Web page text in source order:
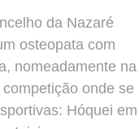
da Nazaré
osteopata com
nomeadamente na
onde se
Hóquei em